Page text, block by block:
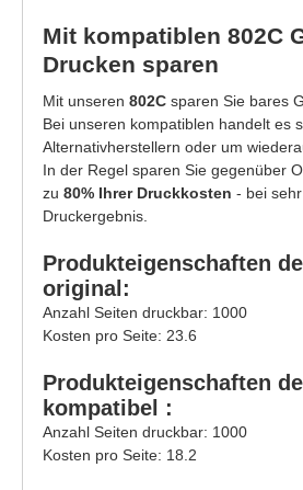
Mit kompatiblen 802C
Drucken sparen
Mit unseren 802C sparen Sie bares
Bei unseren kompatiblen handelt es
Alternativherstellern oder um
In der Regel sparen Sie gegenüber
zu 80% Ihrer Druckkosten - bei
Druckergebnis.
Produkteigenschaften
original:
Anzahl Seiten druckbar: 1000
Kosten pro Seite: 23.6
Produkteigenschaften
kompatibel :
Anzahl Seiten druckbar: 1000
Kosten pro Seite: 18.2